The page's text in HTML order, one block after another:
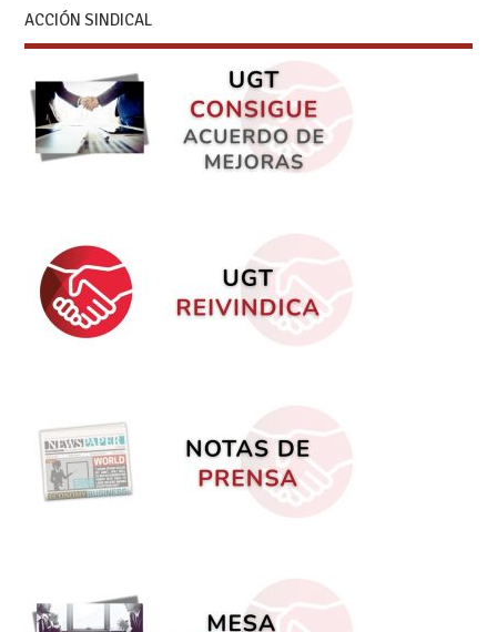
ACCIÓN SINDICAL